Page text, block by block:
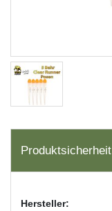
Produktsicherheit
Hersteller: